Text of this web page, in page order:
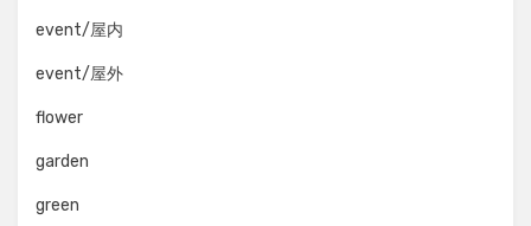
event/屋内
event/屋外
flower
garden
green